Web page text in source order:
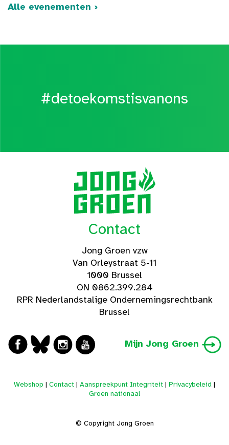
Alle evenementen ›
#detoekomstisvanons
Contact
Jong Groen vzw
Van Orleystraat 5-11
1000 Brussel
ON 0862.399.284
RPR Nederlandstalige Ondernemingsrechtbank
Brussel
Mijn Jong Groen
Webshop | Contact | Aanspreekpunt Integriteit | Privacybeleid |
Groen nationaal
© Copyright Jong Groen